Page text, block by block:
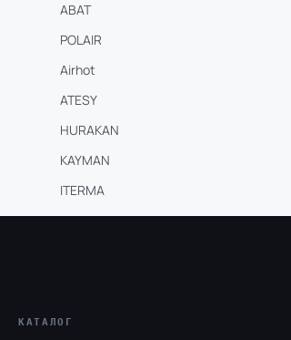
ABAT
POLAIR
Airhot
ATESY
HURAKAN
KAYMAN
ITERMA
КАТАЛОГ